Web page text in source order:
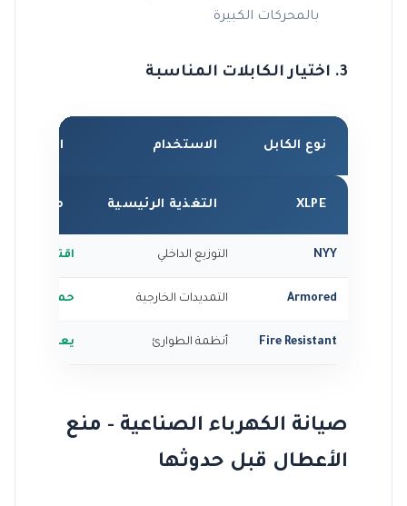
بالمحركات الكبيرة
3. اختيار الكابلات المناسبة
نوع الكابل الاستخدام المميزات
XLPE التغذية الرئيسية مقاوم
NYY التوزيع الداخلي اقتصادي،
Armored التمديدات الخارجية حماية
Fire Resistant أنظمة الطوارئ يعمل أثناء
صيانة الكهرباء الصناعية - منع
الأعطال قبل حدوثها